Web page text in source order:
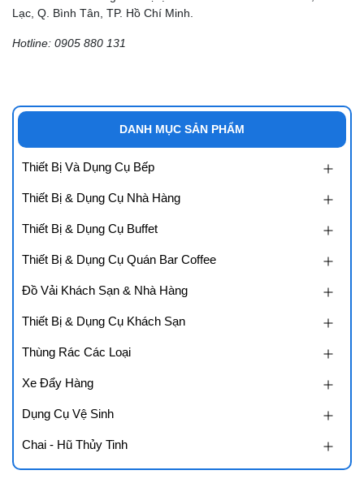
Lạc, Q. Bình Tân, TP. Hồ Chí Minh.
Hotline: 0905 880 131
DANH MỤC SẢN PHẨM
Thiết Bị Và Dụng Cụ Bếp
Thiết Bị & Dụng Cụ Nhà Hàng
Thiết Bị & Dụng Cụ Buffet
Thiết Bị & Dụng Cụ Quán Bar Coffee
Đồ Vải Khách Sạn & Nhà Hàng
Thiết Bị & Dụng Cụ Khách Sạn
Thùng Rác Các Loại
Xe Đẩy Hàng
Dụng Cụ Vệ Sinh
Chai - Hũ Thủy Tinh